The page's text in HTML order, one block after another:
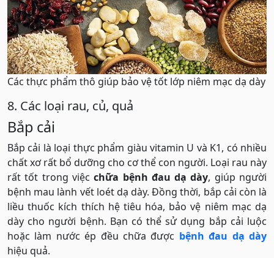
Các thực phẩm thô giúp bảo vệ tốt lớp niêm mạc dạ dày
8. Các loại rau, củ, quả
Bắp cải
Bắp cải là loại thực phẩm giàu vitamin U và K1, có nhiều
chất xơ rất bổ dưỡng cho cơ thể con người. Loại rau này
rất tốt trong việcchữa bệnh đau dạ dày, giúp người
bệnh mau lành vết loét dạ dày. Đồng thời, bắp cải còn là
liều thuốc kích thích hệ tiêu hóa, bảo vệ niêm mạc dạ
dày cho người bệnh. Bạn có thể sử dụng bắp cải luộc
hoặc làm nước ép đều chữa được bệnh đau dạ dày
hiệu quả.